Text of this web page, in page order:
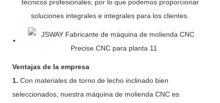
técnicos profesionales, por lo que podemos proporcionar
soluciones integrales e integrales para los clientes.
Ventajas de la empresa
1. Con materiales de torno de lecho inclinado bien
seleccionados, nuestra máquina de molienda CNC es